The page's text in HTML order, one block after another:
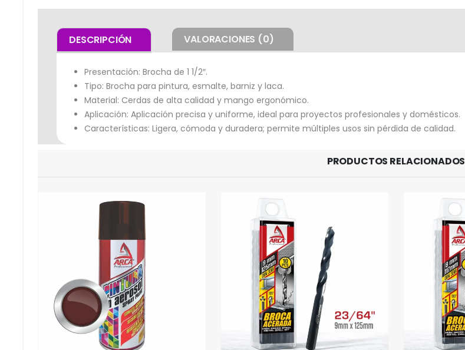
DESCRIPCIÓN VALORACIONES (0)
Presentación: Brocha de 1 1/2″.
Tipo: Brocha para pintura, esmalte, barniz y laca.
Material: Cerdas de alta calidad y mango ergonómico.
Aplicación: Aplicación precisa y uniforme, ideal para proyectos profesionales y domésticos.
Características: Ligera, cómoda y duradera; permite múltiples usos sin pérdida de calidad.
PRODUCTOS RELACIONADOS